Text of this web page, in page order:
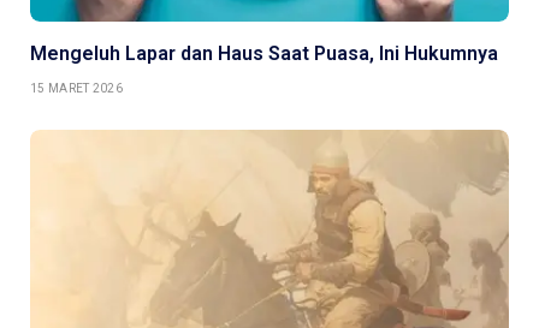
Mengeluh Lapar dan Haus Saat Puasa, Ini Hukumnya
15 MARET 2026